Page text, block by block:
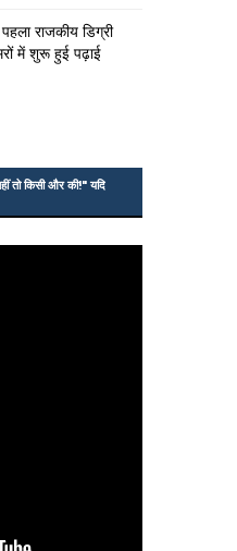
राजकीय डिग्री
में शुरू हुई पढ़ाई
किसी और की!" यदि